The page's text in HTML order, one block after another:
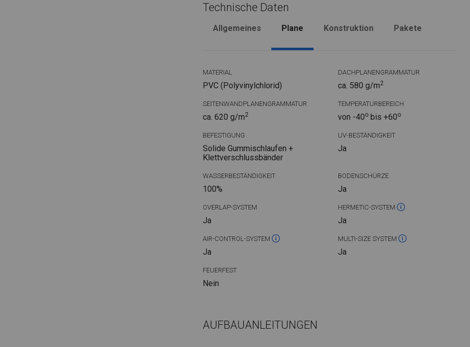
Technische Daten
Allgemeines Plane Konstruktion Pakete
MATERIAL
PVC (Polyvinylchlorid)
DACHPLANENGRAMMATUR
ca. 580 g/m2
SEITENWANDPLANENGRAMMATUR
ca. 620 g/m2
TEMPERATURBEREICH
von -40obis +60o
BEFESTIGUNG
Solide Gummischlaufen +
Klettverschlussbänder
UV-BESTÄNDIGKEIT
Ja
WASSERBESTÄNDIGKEIT
100%
BODENSCHÜRZE
Ja
OVERLAP-SYSTEM
Ja
HERMETIC-SYSTEM
Ja
AIR-CONTROL-SYSTEM
Ja
MULTI-SIZE SYSTEM
Ja
FEUERFEST
Nein
AUFBAUANLEITUNGEN